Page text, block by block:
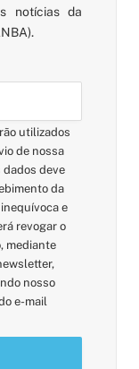
notícias da
utilizados
de nossa
deve
da
e
revogar o
mediante
nosso
e-mail